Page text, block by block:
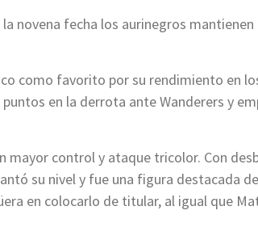
novena fecha los aurinegros
como favorito por su rendimiento en
en la derrota ante Wanderers y
mayor control y ataque tricolor. Con
su nivel y fue una figura destacada
en colocarlo de titular, al igual que